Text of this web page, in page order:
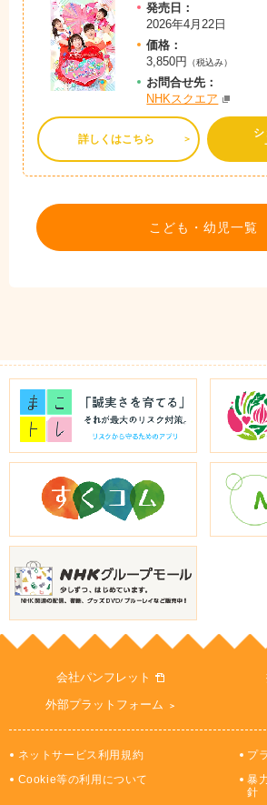
発売日：
2026年4月22日
価格：
3,850円
（税込み）
お問合せ先：
NHKスクエア
詳しくはこちら
シ
こども・幼児一覧
会社パンフレット
外部プラットフォーム
ネットサービス利用規約
プ
Cookie等の利用について
暴
針